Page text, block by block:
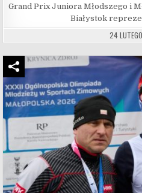
Grand Prix Juniora Młodszego i
Białystok
24